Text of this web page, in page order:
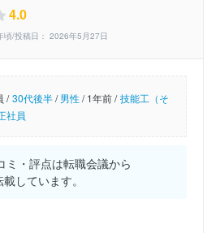
4.0
頃/投稿日： 2026年5月27日
/ 30代後半/男性/1年前 / 技能工（そ
社員
・評点は転職会議から
載しています。